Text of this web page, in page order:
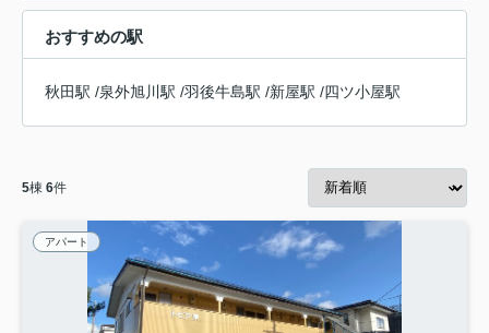
おすすめの駅
秋田駅 /泉外旭川駅 /羽後牛島駅 /新屋駅 /四ツ小屋駅
5棟 6件
アパート